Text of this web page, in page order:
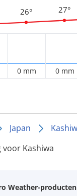
26°
0 mm
27°
0 mm
Japan
Kashiwa
Weather-producten